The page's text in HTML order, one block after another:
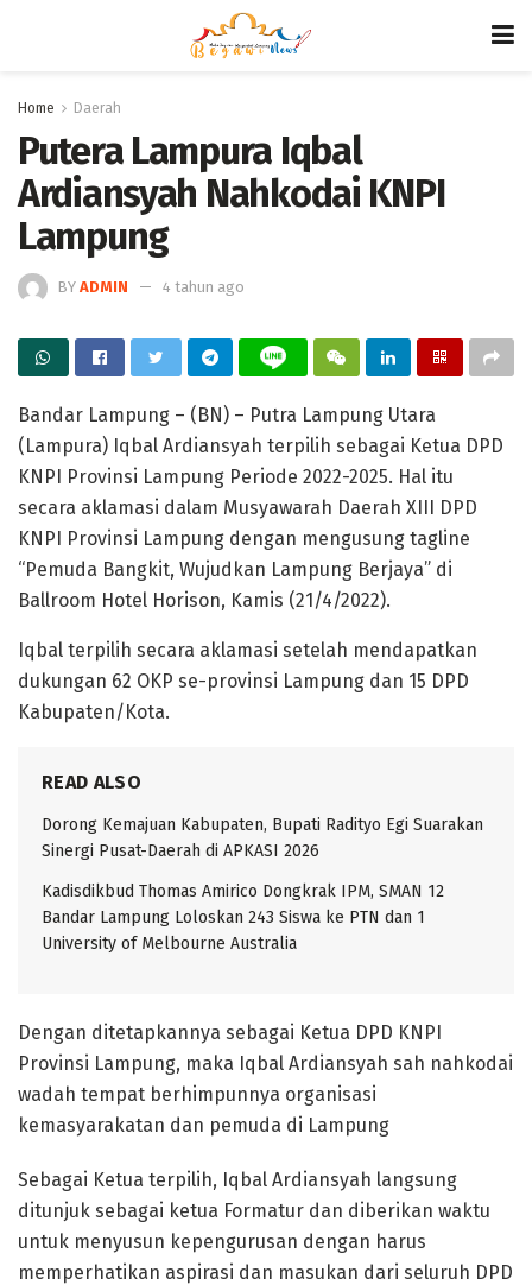
Home Daerah
Putera Lampura Iqbal
Ardiansyah Nahkodai KNPI
Lampung
BY ADMIN 4 tahun ago
Bandar Lampung – (BN) – Putra Lampung Utara
(Lampura) Iqbal Ardiansyah terpilih sebagai Ketua DPD
KNPI Provinsi Lampung Periode 2022-2025. Hal itu
secara aklamasi dalam Musyawarah Daerah XIII DPD
KNPI Provinsi Lampung dengan mengusung tagline
“Pemuda Bangkit, Wujudkan Lampung Berjaya” di
Ballroom Hotel Horison, Kamis (21/4/2022).
Iqbal terpilih secara aklamasi setelah mendapatkan
dukungan 62 OKP se-provinsi Lampung dan 15 DPD
Kabupaten/Kota.
READ ALSO
Dorong Kemajuan Kabupaten, Bupati Radityo Egi Suarakan
Sinergi Pusat-Daerah di APKASI 2026
Kadisdikbud Thomas Amirico Dongkrak IPM, SMAN 12
Bandar Lampung Loloskan 243 Siswa ke PTN dan 1
University of Melbourne Australia
Dengan ditetapkannya sebagai Ketua DPD KNPI
Provinsi Lampung, maka Iqbal Ardiansyah sah nahkodai
wadah tempat berhimpunnya organisasi
kemasyarakatan dan pemuda di Lampung
Sebagai Ketua terpilih, Iqbal Ardiansyah langsung
ditunjuk sebagai ketua Formatur dan diberikan waktu
untuk menyusun kepengurusan dengan harus
memperhatikan aspirasi dan masukan dari seluruh DPD